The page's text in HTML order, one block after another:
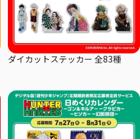
ダイカットステッカー 全83種